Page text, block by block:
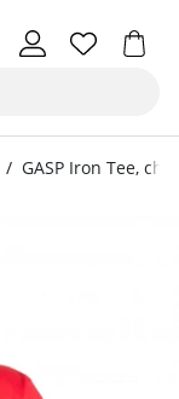
GASP Iron Tee,